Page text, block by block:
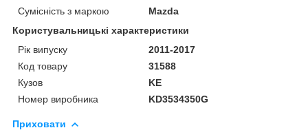
Сумісність з маркою
Mazda
Користувальницькі характеристики
Рік випуску
2011-2017
Код товару
31588
Кузов
KE
Номер виробника
KD3534350G
Приховати